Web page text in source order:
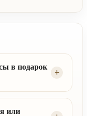
в подарок
или